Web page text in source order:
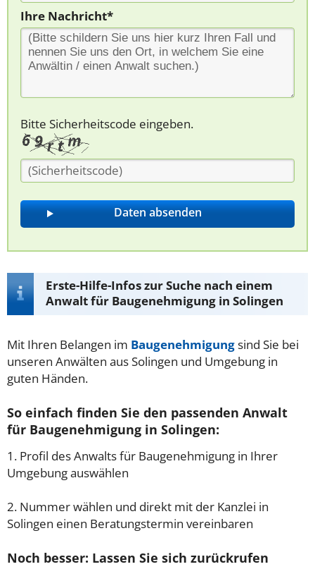
Ihre Nachricht*
Bitte Sicherheitscode eingeben.
Erste-Hilfe-Infos zur Suche nach einem
Anwalt für Baugenehmigung in Solingen
Mit Ihren Belangen im Baugenehmigungsind Sie bei
unseren Anwälten aus Solingen und Umgebung in
guten Händen.
So einfach finden Sie den passenden Anwalt
für Baugenehmigung in Solingen:
1. Profil des Anwalts für Baugenehmigung in Ihrer
Umgebung auswählen
2. Nummer wählen und direkt mit der Kanzlei in
Solingen einen Beratungstermin vereinbaren
Noch besser: Lassen Sie sich zurückrufen